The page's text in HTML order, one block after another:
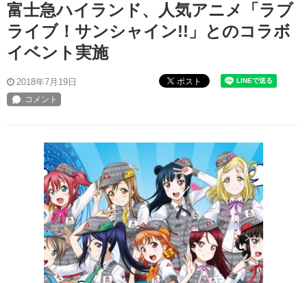
富士急ハイランド、人気アニメ「ラブ
ライブ！サンシャイン!!」とのコラボ
イベント実施
2018年7月19日 ポスト